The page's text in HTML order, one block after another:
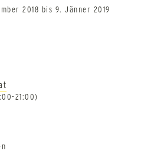
2018 bis 9. Jänner 2019
21:00)